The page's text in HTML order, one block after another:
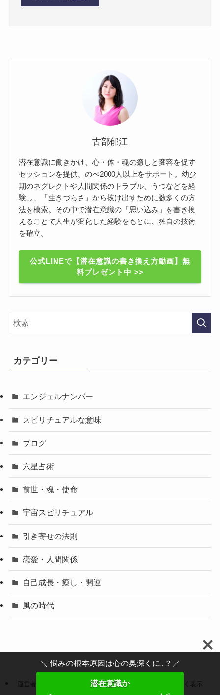
古部郁江
潜在意識に働きかけ、心・体・魂の癒しと変容を促す
セッションを提供。のべ2000人以上をサポート。幼少
期のネグレクトや人間関係のトラブル、うつなどを経
験し、「生きづらさ」から抜け出すために数多くの方
法を模索。その中で潜在意識の「思い込み」を書き換
えることで人生が変化した経験をもとに、独自の技術
を確立。
公式LINEで【潜在意識の書き換え方動画】無
料プレゼント中 >>
カテゴリー
エンジェルナンバー
スピリチュアルな意味
ブログ
六星占術
前世・魂・使命
宇宙スピリチュアル
引き寄せの法則
恋愛・人間関係
自己成長・癒し・開運
風の時代
運営者情報 プライバシーポリシー
特定商取引法に基づく表示
＼ 悩みの根本原因は心の奥深くに...？／
潜在意識か